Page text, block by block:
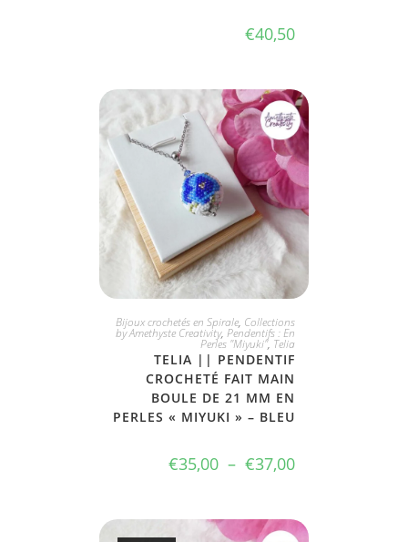
€40,50
CHOIX DIVERS
Bijoux crochetés en Spirale, Collections
by Amethyste Creativity, Pendentifs : En
Perles "Miyuki", Telia
TELIA || PENDENTIF
CROCHETÉ FAIT MAIN
BOULE DE 21 MM EN
PERLES « MIYUKI » – BLEU
€35,00 – €37,00